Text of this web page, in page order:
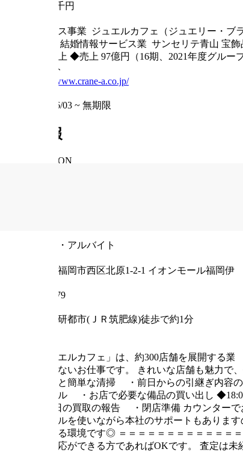
10,000千円
リユース事業 ジュエルカフェ（ジュエリー・
門店） 結婚情報サービス業 サンセリテ青山 宝
店舗以上 ◆売上 97億円（16期、2021年度グルー
ウェブサイト
https://www.crane-a.co.jp/
2024/06/03 ~ 無期限
求人情報
INFORMATION
パート・アルバイト
福岡県福岡市西区北原1-2-1 イオンモール福岡伊
819-0379
九大学研都市(ＪＲ筑肥線)徒歩で約1分
「ジュエルカフェ」は、約300店舗を展開する業
担の少ないお仕事です。
きれいな店舗も魅力で
店準備と簡単な清掃
・前日からの引継ぎ内容
アピール
・お店で必要な備品の買い出し
司へ1日の買取の報告
・閉店準備 カウンター
ニュアルを使いながら本社のサポートもあります
り組める環境です◎ ＝＝＝＝＝＝＝＝＝＝＝＝
客様対応ができる方であればOKです。
査定は未